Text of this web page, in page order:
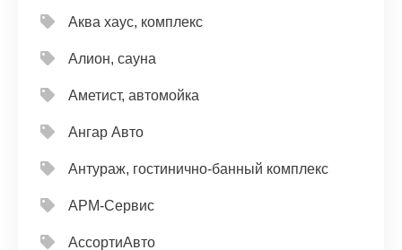
Аква хаус, комплекс
Алион, сауна
Аметист, автомойка
Ангар Авто
Антураж, гостинично-банный комплекс
АРМ-Сервис
АссортиАвто